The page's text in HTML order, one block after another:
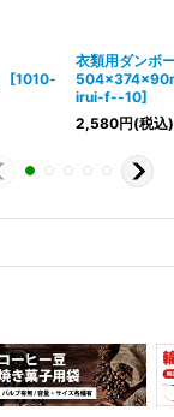
[1010-
衣類用ダンボ
irui-f--10]
2,580円(税込)